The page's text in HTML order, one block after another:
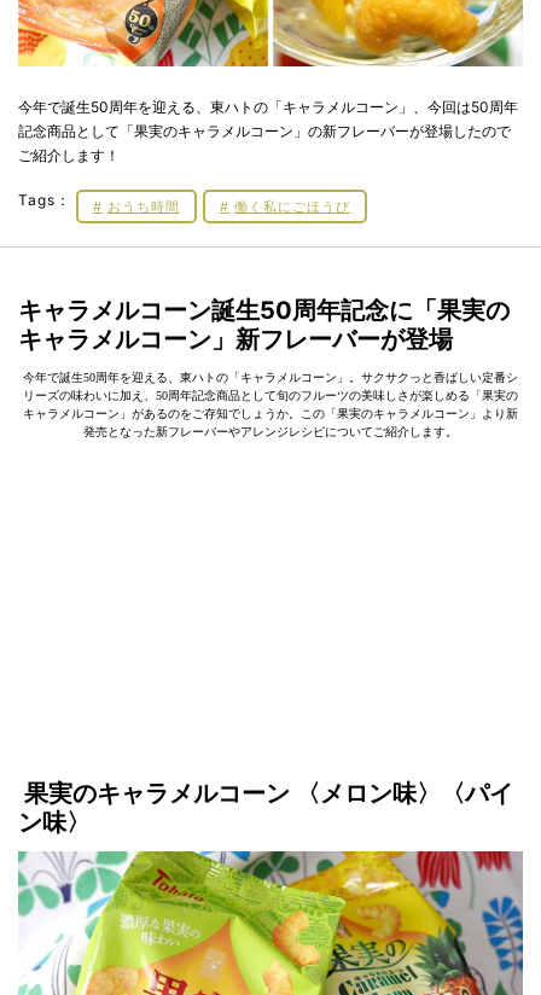
今年で誕生50周年を迎える、東ハトの「キャラメルコーン」、今回は50周年
記念商品として「果実のキャラメルコーン」の新フレーバーが登場したので
ご紹介します！
Tags： おうち時間 働く私にごほうび
キャラメルコーン誕生50周年記念に「果実の
キャラメルコーン」新フレーバーが登場
今年で誕生50周年を迎える、東ハトの「キャラメルコーン」。サクサクっと香ばしい定番シ
リーズの味わいに加え、50周年記念商品として旬のフルーツの美味しさが楽しめる「果実の
キャラメルコーン」があるのをご存知でしょうか。この「果実のキャラメルコーン」より新
発売となった新フレーバーやアレンジレシピについてご紹介します。
果実のキャラメルコーン 〈メロン味〉〈パイ
ン味〉